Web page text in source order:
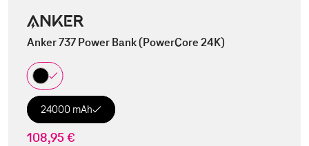
Anker 737 Power Bank (PowerCore 24K)
24000 mAh
108,95 €